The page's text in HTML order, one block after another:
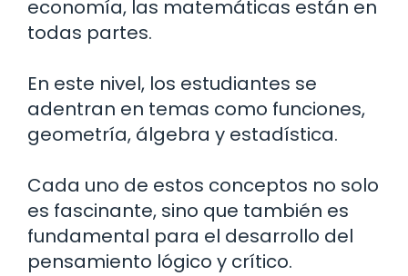
economía, las matemáticas están en
todas partes.
En este nivel, los estudiantes se
adentran en temas como funciones,
geometría, álgebra y estadística.
Cada uno de estos conceptos no solo
es fascinante, sino que también es
fundamental para el desarrollo del
pensamiento lógico y crítico.